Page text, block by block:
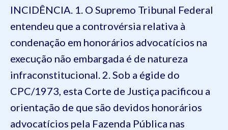
INCIDÊNCIA. 1. O Supremo Tribunal Federal
entendeu que a controvérsia relativa à
condenação em honorários advocatícios na
execução não embargada é de natureza
infraconstitucional. 2. Sob a égide do
CPC/1973, esta Corte de Justiça pacificou a
orientação de que são devidos honorários
advocatícios pela Fazenda Pública nas